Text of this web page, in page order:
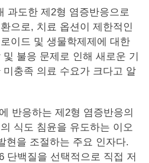
과도한 제2형 염증반응으로
으로, 치료 옵션이 제한적인
이드 및 생물학제제에 대한
불응 문제로 인해 새로운 기
충족 의료 수요가 크다고 알
반응하는 제2형 염증반응의
식도 침윤을 유도하는 이오
현을 조절하는 주요 인자다.
단백질을 선택적으로 직접 저